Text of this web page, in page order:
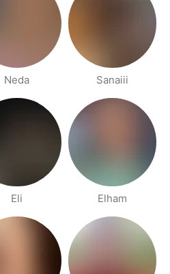
Neda Sanaiii
Eli Elham